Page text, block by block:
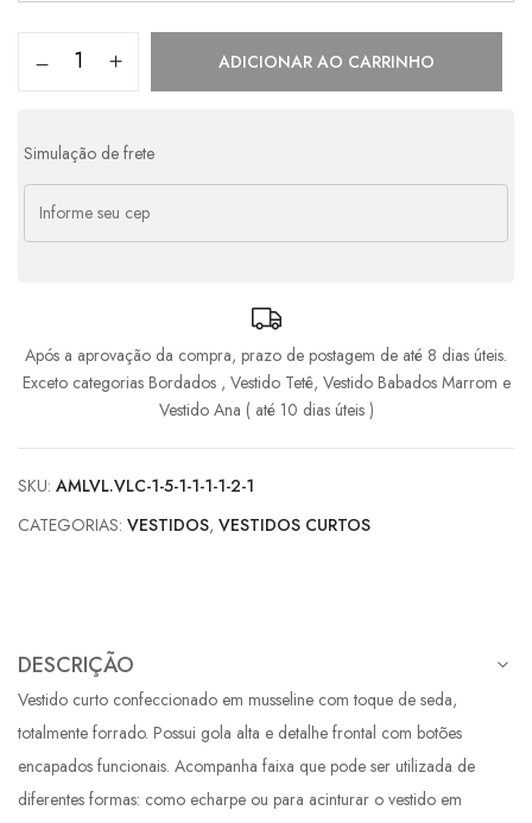
3x de
ADICIONAR AO CARRINHO
Simulação de frete
Após a aprovação da compra, prazo de postagem de até 8 dias úteis.
Exceto categorias Bordados , Vestido Tetê, Vestido Babados Marrom e
Vestido Ana ( até 10 dias úteis )
SKU: AMLVL.VLC-1-5-1-1-1-1-2-1
CATEGORIAS: VESTIDOS, VESTIDOS CURTOS
DESCRIÇÃO
Vestido curto confeccionado em musseline com toque de seda,
totalmente forrado. Possui gola alta e detalhe frontal com botões
encapados funcionais. Acompanha faixa que pode ser utilizada de
diferentes formas: como echarpe ou para acinturar o vestido em